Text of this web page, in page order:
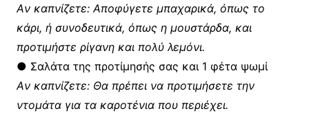
Aν καπνίζετε: Αποφύγετε μπαχαρικά, όπως το
κάρι, ή συνοδευτικά, όπως η μουστάρδα, και
προτιμήστε ρίγανη και πολύ λεμόνι.
● Σαλάτα της προτίμησής σας και 1 φέτα ψωμί
Aν καπνίζετε: Θα πρέπει να προτιμήσετε την
ντομάτα για τα καροτένια που περιέχει.